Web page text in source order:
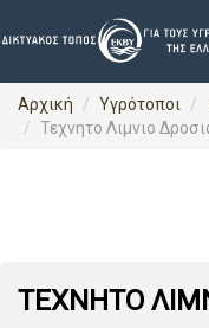
Αρχική Υγρότοποι
Τεχνητο Λιμνιο
ΤΕΧΝΗΤΟ